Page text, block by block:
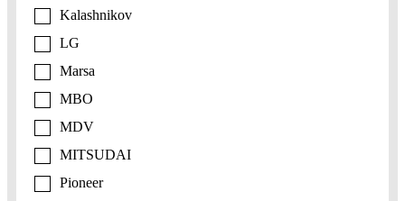
Kalashnikov
LG
Marsa
MBO
MDV
MITSUDAI
Pioneer